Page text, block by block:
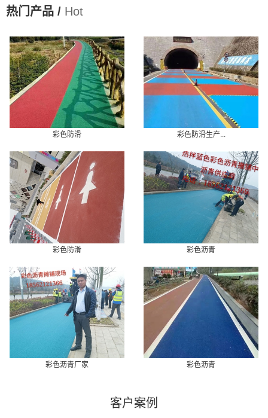
热门产品 / Hot
彩色防滑 彩色防滑生产...
彩色防滑 彩色沥青
彩色沥青厂家 彩色沥青
客户案例